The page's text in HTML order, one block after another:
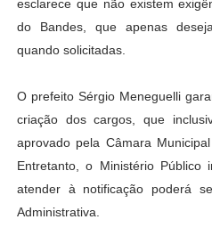
esclarece que não existem
do Bandes, que apenas
quando solicitadas.
O prefeito Sérgio Meneguelli
criação dos cargos, que
aprovado pela Câmara
Entretanto, o Ministério
atender à notificação poderá
Administrativa.